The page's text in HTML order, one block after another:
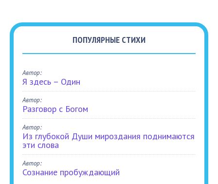
ПОПУЛЯРНЫЕ СТИХИ
Автор:
Я здесь – Один
Автор:
Разговор с Богом
Автор:
Из глубокой Души мироздания поднимаются
эти слова
Автор:
Сознание пробуждающий